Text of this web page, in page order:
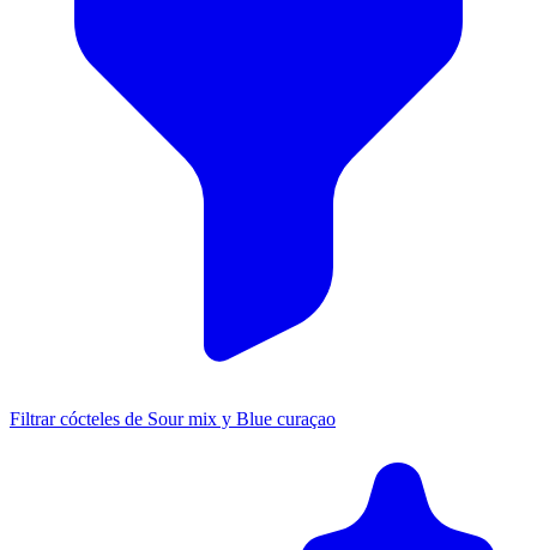
Filtrar cócteles de Sour mix y Blue curaçao